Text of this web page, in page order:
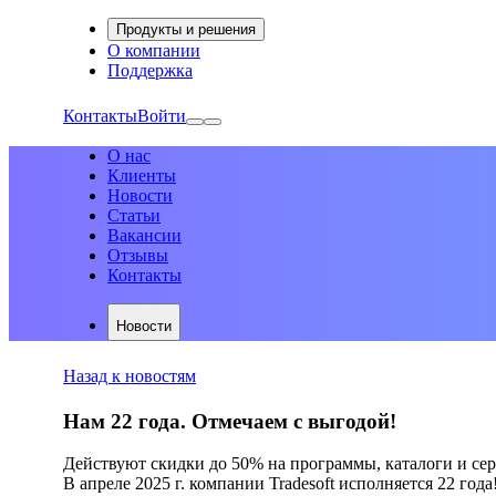
Продукты и решения
О компании
Поддержка
КонтактыВойти
О нас
Клиенты
Новости
Статьи
Вакансии
Отзывы
Контакты
Новости
Назад к новостям
Нам 22 года. Отмечаем с выгодой!
Действуют скидки до 50% на программы, каталоги и
В апреле 2025 г. компании Tradesoft исполняется 22 года!